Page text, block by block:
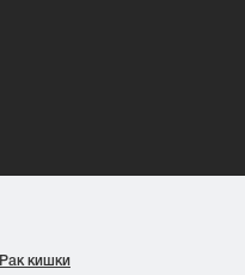
Рак кишки